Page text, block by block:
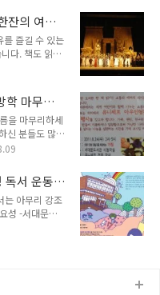
년 서대
도서관(이진
담도서관)과 함
운동을 시작합
된 것으로 아
까지 지낼 수
잔의 여유
을북카
를 즐길 수 있는
다. 책도 읽고,
동네 문화사
는 오페라 걸
이야기를 들
소리를 찾아
며 접한 귀중한
어렵지도 지루
오페라" - 언
학 마무리
을 마무리하세
신 분들도 많으
가 많이 왔고
과 함께 휴가
지 못한 부모
. 그래서 그런
서대문도서
. 서대문도서
독서 운동
는 아무리 강조
성 -서대문
합니다.
바라는 마음